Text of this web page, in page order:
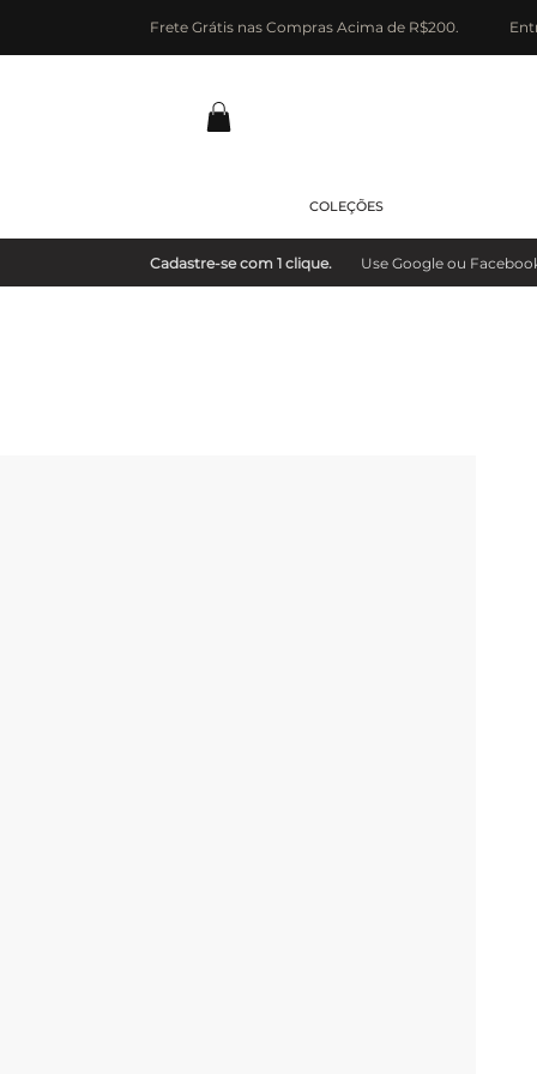
Frete Grátis nas Compras Acima de R$200.
COLEÇÕES
Cadastre-se com 1 clique. Use Google ou